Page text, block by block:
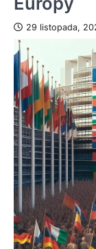
29 listopada,